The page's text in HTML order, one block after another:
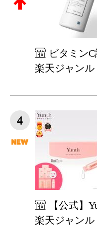
ビタミン
楽天ジャン
4
【公式】
楽天ジャン